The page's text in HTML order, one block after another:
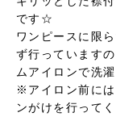
です☆
ワンピースに限
ず行っています
ムアイロンで洗
※アイロン前に
ンがけを行ってく